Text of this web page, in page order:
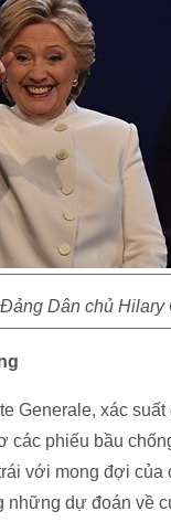
Dân chủ
Generale, xác
các phiếu bầu
với mong đợi
dự đoán về